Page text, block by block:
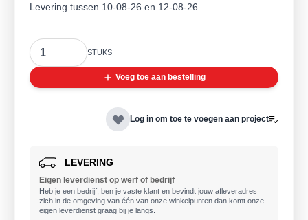
Levering tussen 10-08-26 en 12-08-26
Aantal
STUKS
Voeg toe aan bestelling
Log in om toe te voegen aan project
LEVERING
Eigen leverdienst op werf of bedrijf
Heb je een bedrijf, ben je vaste klant en bevindt jouw afleveradres
zich in de omgeving van één van onze winkelpunten dan komt onze
eigen leverdienst graag bij je langs.